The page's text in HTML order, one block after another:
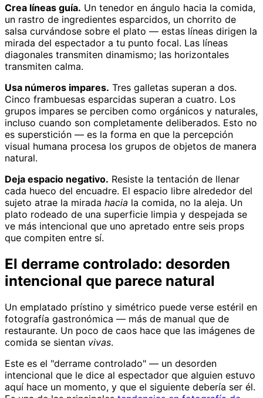
Crea líneas guía. Un tenedor en ángulo hacia la comida,
un rastro de ingredientes esparcidos, un chorrito de
salsa curvándose sobre el plato — estas líneas dirigen la
mirada del espectador a tu punto focal. Las líneas
diagonales transmiten dinamismo; las horizontales
transmiten calma.
Usa números impares. Tres galletas superan a dos.
Cinco frambuesas esparcidas superan a cuatro. Los
grupos impares se perciben como orgánicos y naturales,
incluso cuando son completamente deliberados. Esto no
es superstición — es la forma en que la percepción
visual humana procesa los grupos de objetos de manera
natural.
Deja espacio negativo. Resiste la tentación de llenar
cada hueco del encuadre. El espacio libre alrededor del
sujeto atrae la mirada hacia la comida, no la aleja. Un
plato rodeado de una superficie limpia y despejada se
ve más intencional que uno apretado entre seis props
que compiten entre sí.
El derrame controlado: desorden
intencional que parece natural
Un emplatado prístino y simétrico puede verse estéril en
fotografía gastronómica — más de manual que de
restaurante. Un poco de caos hace que las imágenes de
comida se sientan vivas.
Este es el "derrame controlado" — un desorden
intencional que le dice al espectador que alguien estuvo
aquí hace un momento, y que el siguiente debería ser él.